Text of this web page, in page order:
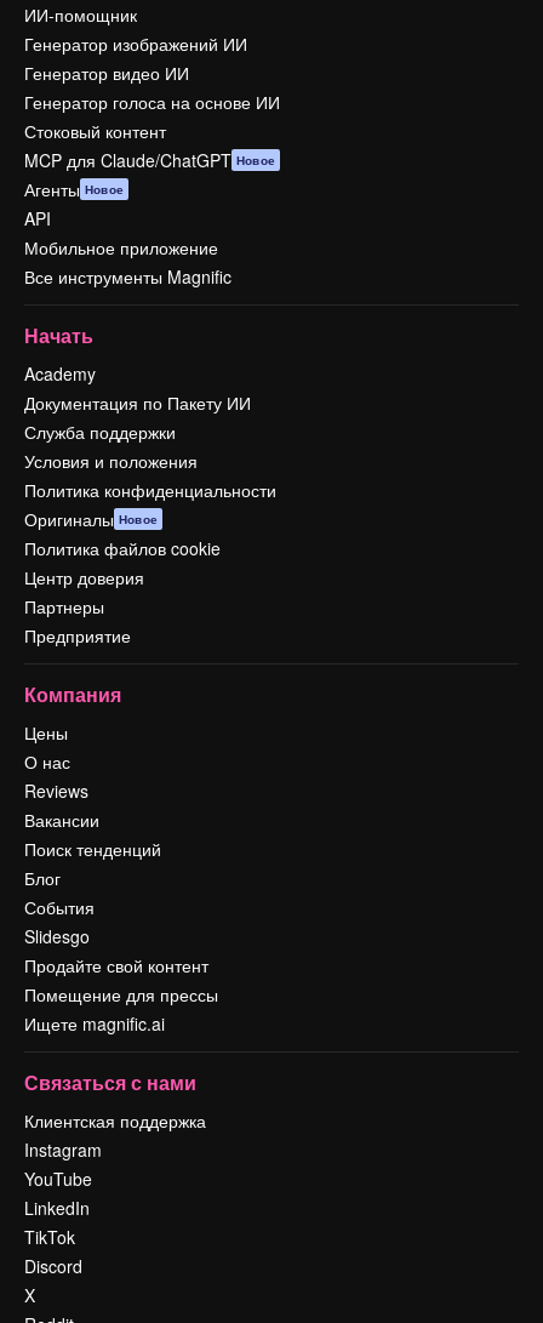
ИИ-помощник
Генератор изображений ИИ
Генератор видео ИИ
Генератор голоса на основе ИИ
Стоковый контент
MCP для Claude/ChatGPT Новое
Агенты Новое
API
Мобильное приложение
Все инструменты Magnific
Начать
Academy
Документация по Пакету ИИ
Служба поддержки
Условия и положения
Политика конфиденциальности
Оригиналы Новое
Политика файлов cookie
Центр доверия
Партнеры
Предприятие
Компания
Цены
О нас
Reviews
Вакансии
Поиск тенденций
Блог
События
Slidesgo
Продайте свой контент
Помещение для прессы
Ищете magnific.ai
Связаться с нами
Клиентская поддержка
Instagram
YouTube
LinkedIn
TikTok
Discord
X